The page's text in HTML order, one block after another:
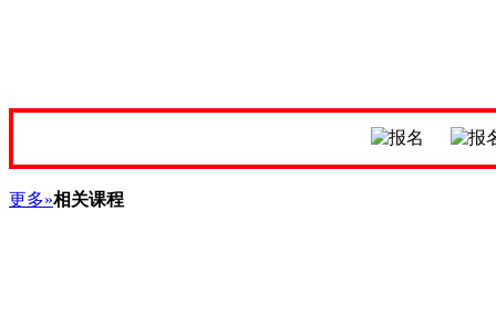
更多»相关课程